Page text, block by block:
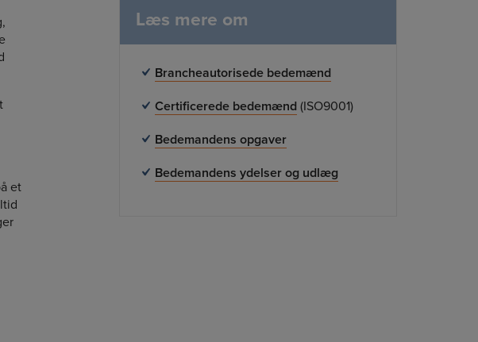
et
Læs mere om
Brancheautorisede bedemænd
Certificerede bedemænd (ISO9001)
Bedemandens opgaver
Bedemandens ydelser og udlæg